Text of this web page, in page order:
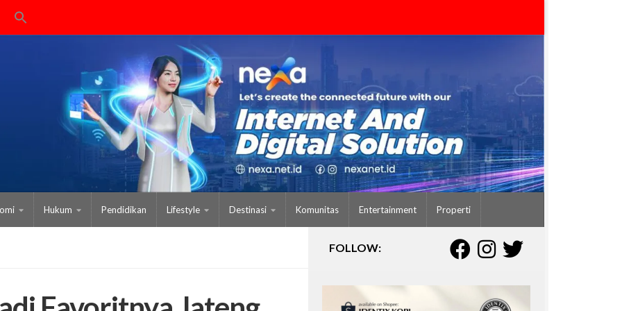
Hukum Pendidikan Lifestyle Destinasi Komunitas Entertainment Properti
FOLLOW: